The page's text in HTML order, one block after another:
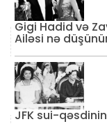
Gigi Hadid və
Ailəsi nə
JFK sui-